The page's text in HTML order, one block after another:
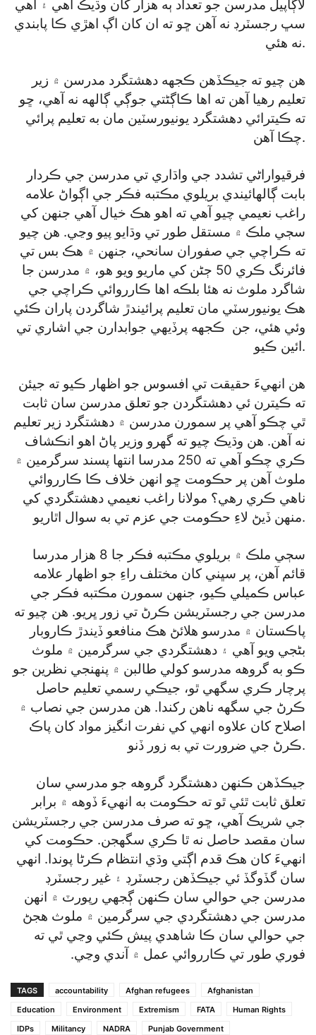
لاڳاپيل مدرسن جو تعداد ٻه هزار کان وڌيڪ آهي ۽ اهي
سڀ رجسٽرڊ نه آهن ڇو ته ان کان اڳ اهڙي ڪا پابندي
نه هئي.
هن چيو ته جيڪڏهن ڪجهه دهشتگرد مدرسن ۾ زير
تعليم رهيا آهن ته اها ڪاڳڻتي جوڳي ڳالهه نه آهي، ڇو
ته ڪيترائي دهشتگرد يونيورسٽين مان به تعليم پرائي
چڪا آهن.
فرقيواراڻي تشدد جي واڌاري تي مدرسن جي ڪردار
بابت ڳالهائيندي بريلوي مڪتبه فڪر جي اڳواڻ علامه
راغب نعيمي چيو آهي ته اهو هڪ خيال آهي جنهن کي
سڄي ملڪ ۾ مستقل طور تي وڌايو پيو وڃي. هن چيو
ته ڪراچي جي صفوران سانحي، جنهن ۾ هڪ بس تي
فائرنگ ڪري 50 ڄڻن کي ماريو ويو هو، ۾ مدرسن جا
شاگرد ملوث نه هئا بلڪه اها ڪارروائي ڪراچي جي
هڪ يونيورسٽي مان تعليم پرائيندڙ شاگردن پاران ڪئي
وئي هئي، جن ڪجهه پرڏيهي جوابدارن جي اشاري تي
ائين ڪيو.
هن انهيءَ حقيقت تي افسوس جو اظهار ڪيو ته جيئن
ته ڪيترن ئي دهشتگردن جو تعلق مدرسن سان ثابت
ٿي چڪو آهي پر سمورن مدرسن ۾ دهشتگرد زير تعليم
نه آهن. هن وڌيڪ چيو ته گهرو وزير پاڻ اهو انڪشاف
ڪري چڪو آهي ته 250 مدرسا انتها پسند سرگرمين ۾
ملوث آهن پر حڪومت ڇو انهن خلاف ڪا ڪارروائي
ناهي ڪري رهي؟ مولانا راغب نعيمي دهشتگردي کي
منهن ڏيڻ لاءِ حڪومت جي عزم تي به سوال اٿاريو.
سڄي ملڪ ۾ بريلوي مڪتبه فڪر جا 8 هزار مدرسا
قائم آهن، پر سڀني کان مختلف راءِ جو اظهار علامه
عباس ڪميلي ڪيو، جنهن سمورن مڪتبه فڪر جي
مدرسن جي رجسٽريشن ڪرڻ تي زور ڀريو. هن چيو ته
پاڪستان ۾ مدرسو هلائڻ هڪ منافعو ڏيندڙ ڪاروبار
بڻجي ويو آهي ۽ دهشتگردي جي سرگرمين ۾ ملوث
ڪو به گروهه مدرسو کولي طالبن ۾ پنهنجي نظرين جو
پرچار ڪري سگهي ٿو، جيڪي رسمي تعليم حاصل
ڪرڻ جي سگهه ناهن رکندا. هن مدرسن جي نصاب ۾
اصلاح کان علاوه انهي کي نفرت انگيز مواد کان پاڪ
ڪرڻ جي ضرورت تي به زور ڏنو.
جيڪڏهن ڪنهن دهشتگرد گروهه جو مدرسي سان
تعلق ثابت ٿئي ٿو ته حڪومت به انهيءَ ڏوهه ۾ برابر
جي شريڪ آهي، ڇو ته صرف مدرسن جي رجسٽريشن
سان مقصد حاصل نه ٿا ڪري سگهجن. حڪومت کي
انهيءَ کان هڪ قدم اڳتي وڌي انتظام ڪرڻا پوندا. انهي
سان گڏوگڏ ئي جيڪڏهن رجسٽرڊ ۽ غير رجسٽرڊ
مدرسن جي حوالي سان ڪنهن ڳجهي رپورٽ ۾ انهن
مدرسن جي دهشتگردي جي سرگرمين ۾ ملوث هجڻ
جي حوالي سان ڪا شاهدي پيش ڪئي وڃي ٿي ته
فوري طور تي ڪارروائي عمل ۾ آندي وڃي.
TAGS accountability Afghan refugees
Afghanistan
Education
Environment Extremism FATA
Human Rights
IDPs
Militancy NADRA Punjab Government